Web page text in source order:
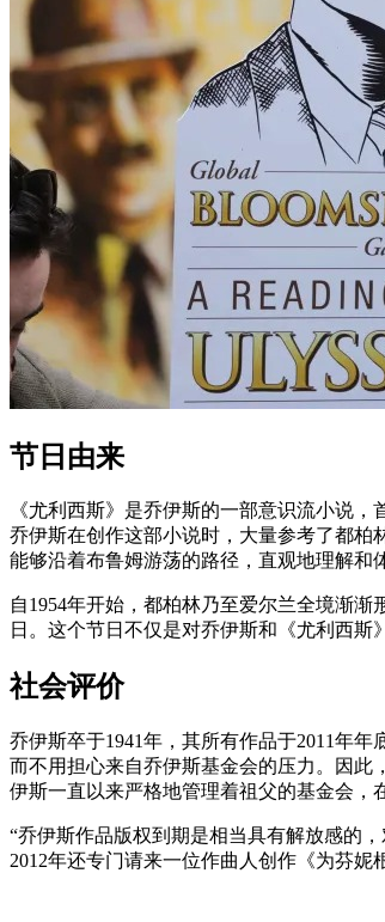
节日由来
《尤利西斯》是乔伊斯的一部意识流小说
乔伊斯在创作这部小说时，大量参考了都柏
能够沿着布鲁姆游荡的路径，直观地理解和
自1954年开始，都柏林乃至爱尔兰全境渐
日。这个节日不仅是对乔伊斯和《尤利西斯
社会评价
乔伊斯卒于1941年，其所有作品于2011年
而不用担心来自乔伊斯基金会的压力。因此
伊斯一直以来严格地管理着祖父的基金会，
“乔伊斯作品版权到期是相当具有解放感的
2012年还专门请来一位作曲人创作《为芬